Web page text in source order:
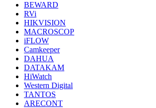
BEWARD
RVi
HIKVISION
MACROSCOP
iFLOW
Camkeeper
DAHUA
DATAKAM
HiWatch
Western Digital
TANTOS
ARECONT